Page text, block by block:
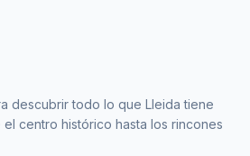
descubrir todo lo que Lleida tiene
centro histórico hasta los rincones